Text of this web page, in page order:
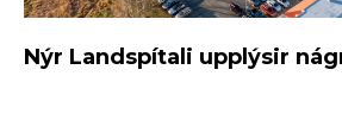
Nýr Landspítali upplýsir